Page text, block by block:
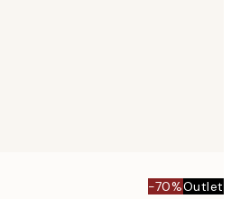
-70%Outlet